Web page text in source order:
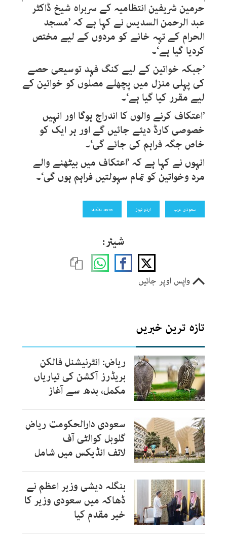
حرمین شریفین انتظامیہ کے سربراہ شیخ ڈاکٹر
عبد الرحمن السدیس نے کہا ہے کہ ’مسجد
الحرام کے تہہ خانے کو مردوں کے لیے مختص
کردیا گیا ہے‘۔
’جبکہ خواتین کے لیے کنگ فہد توسیعی حصے
کی پہلی منزل میں پچھلے مصلوں کو خواتین کے
لیے مقرر کیا گیا ہے‘۔
’اعتکاف کرنے والوں کا اندراج ہوگا اور انہیں
خصوصی کارڈ دیئے جائیں گے اور ہر ایک کو
خاص جگہ فراہم کی جائے گی‘۔
انہوں نے کہا ہے کہ ’اعتکاف میں بیٹھنے والے
مرد وخواتین کو تمام سہولتیں فراہم ہوں گی‘۔
سعودی عرب اردو نیوز urdu news
شیئر:
واپس اوپر جائیں
تازہ ترین خبریں
ریاض: انٹرنیشنل فالکن
بریڈرز آکشن کی تیاریاں
مکمل، بدھ سے آغاز
سعودی دارالحکومت ریاض
گلوبل کوالٹی آف
لائف انڈیکس میں شامل
بنگلہ دیشی وزیر اعظم نے
ڈھاکہ میں سعودی وزیر کا
خیر مقدم کیا